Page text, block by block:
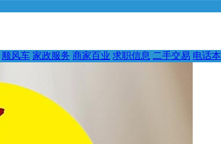
顺风车 家政服务 商家百业 求职信息 二手交易 电话本